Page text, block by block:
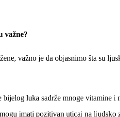
važne?
važno je da objasnimo šta su
luka sadrže mnoge vitamine i
imati pozitivan uticaj na ljudsko